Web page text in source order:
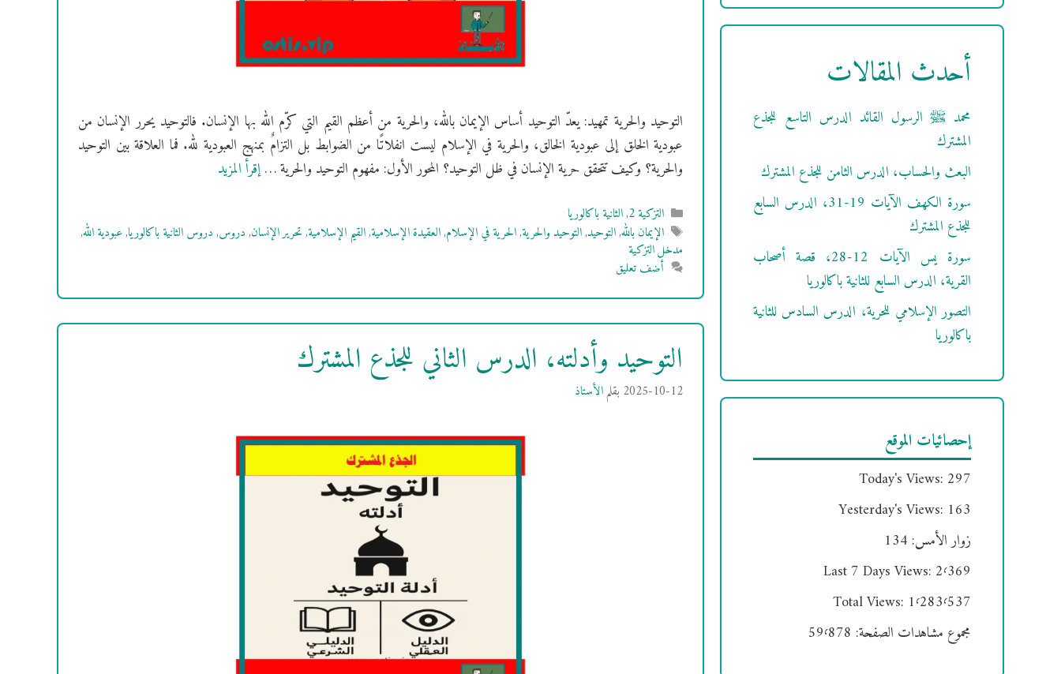
التوحيد والحرية تمهيد: يعدّ التوحيد أساس الإيمان بالله، والحرية من أعظم القيم التي كرّم الله بها الإنسان. فالتوحيد يحرر الإنسان من
عبودية الخلق إلى عبودية الخالق، والحرية في الإسلام ليست انفلاتًا من الضوابط بل التزامٌ بمنهج العبودية لله. فما العلاقة بين التوحيد
والحرية؟ وكيف تتحقق حرية الإنسان في ظل التوحيد؟ المحور الأول: مفهوم التوحيد والحرية …إقرأ المزيد
التصنيفات
التزكية 2 ,الثانية باكالوريا
الوسوم
الإيمان بالله,التوحيد,التوحيد والحرية,الحرية في الإسلام,العقيدة الإسلامية,القيم الإسلامية,تحرير الإنسان,دروس,دروس الثانية باكالوريا,عبودية الله,
مدخل التزكية
أضف تعليق
التوحيد وأدلته، الدرس الثاني للجذع المشترك
2025-10-12 بقلمالأستاذ
أحدث المقالات
محمد ﷺ الرسول القائد الدرس التاسع للجذع
المشترك
البعث والحساب، الدرس الثامن للجذع المشترك
سورة الكهف الآيات 19-31، الدرس السابع
للجذع المشترك
سورة يس الآيات 12-28، قصة أصحاب
القرية، الدرس السابع للثانية باكالوريا
التصور الإسلامي للحرية، الدرس السادس للثانية
باكالوريا
إحصائيات الموقع
Today's Views: 297
Yesterday's Views: 163
زوار الأمس: 134
Last 7 Days Views: 2٬369
Total Views: 1٬283٬537
مجموع مشاهدات الصفحة: 59٬878